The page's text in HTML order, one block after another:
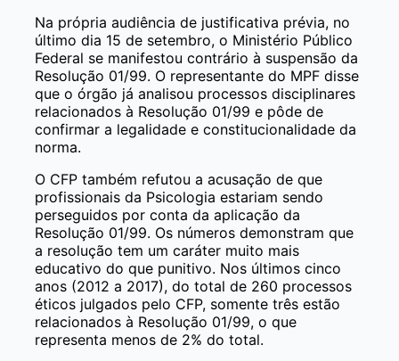
Na própria audiência de justificativa prévia, no
último dia 15 de setembro, o Ministério Público
Federal se manifestou contrário à suspensão da
Resolução 01/99. O representante do MPF disse
que o órgão já analisou processos disciplinares
relacionados à Resolução 01/99 e pôde de
confirmar a legalidade e constitucionalidade da
norma.
O CFP também refutou a acusação de que
profissionais da Psicologia estariam sendo
perseguidos por conta da aplicação da
Resolução 01/99. Os números demonstram que
a resolução tem um caráter muito mais
educativo do que punitivo. Nos últimos cinco
anos (2012 a 2017), do total de 260 processos
éticos julgados pelo CFP, somente três estão
relacionados à Resolução 01/99, o que
representa menos de 2% do total.